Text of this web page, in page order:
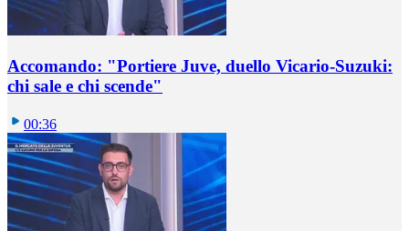
Accomando: "Portiere Juve, duello Vicario-Suzuki:
chi sale e chi scende"
00:36